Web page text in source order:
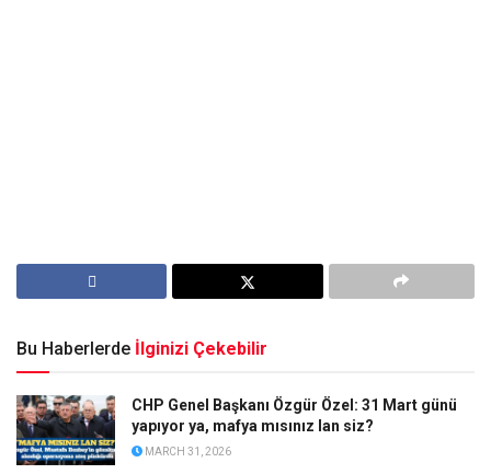
Bu Haberlerde İlginizi Çekebilir
CHP Genel Başkanı Özgür Özel: 31 Mart günü
yapıyor ya, mafya mısınız lan siz?
MARCH 31, 2026